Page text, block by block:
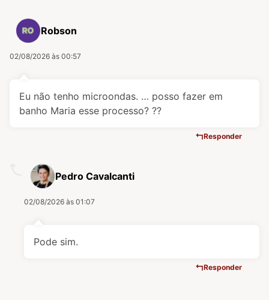
Robson
02/08/2026 às 00:57
Eu não tenho microondas. … posso fazer em
banho Maria esse processo? ??
Responder
Pedro Cavalcanti
02/08/2026 às 01:07
Pode sim.
Responder